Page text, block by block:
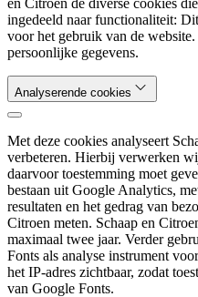
ingedeeld naar functionaliteit:
voor het gebruik van de
persoonlijke gegevens.
Analyserende cookies
Met deze cookies analyseert
verbeteren. Hierbij verwerken
daarvoor toestemming moet
bestaan uit Google Analytics,
resultaten en het gedrag van
Citroen meten. Schaap en
maximaal twee jaar. Verder
Fonts als analyse instrument
het IP-adres zichtbaar, zodat
van Google Fonts.